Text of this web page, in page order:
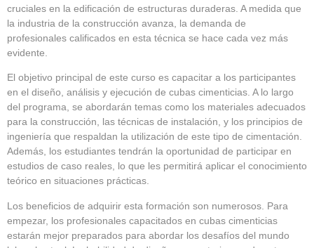
cruciales en la edificación de estructuras duraderas. A medida que
la industria de la construcción avanza, la demanda de
profesionales calificados en esta técnica se hace cada vez más
evidente.
El objetivo principal de este curso es capacitar a los participantes
en el diseño, análisis y ejecución de cubas cimenticias. A lo largo
del programa, se abordarán temas como los materiales adecuados
para la construcción, las técnicas de instalación, y los principios de
ingeniería que respaldan la utilización de este tipo de cimentación.
Además, los estudiantes tendrán la oportunidad de participar en
estudios de caso reales, lo que les permitirá aplicar el conocimiento
teórico en situaciones prácticas.
Los beneficios de adquirir esta formación son numerosos. Para
empezar, los profesionales capacitados en cubas cimenticias
estarán mejor preparados para abordar los desafíos del mundo